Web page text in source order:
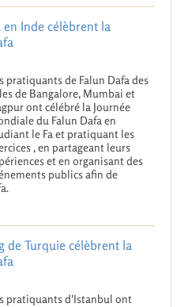
Inde célèbrent la
pratiquants de Falun Dafa des
de Bangalore, Mumbai et
ont célébré la Journée
du Falun Dafa en
le Fa et pratiquant les
, en partageant leurs
et en organisant des
publics afin de
de Turquie célèbrent la
pratiquants d'Istanbul ont